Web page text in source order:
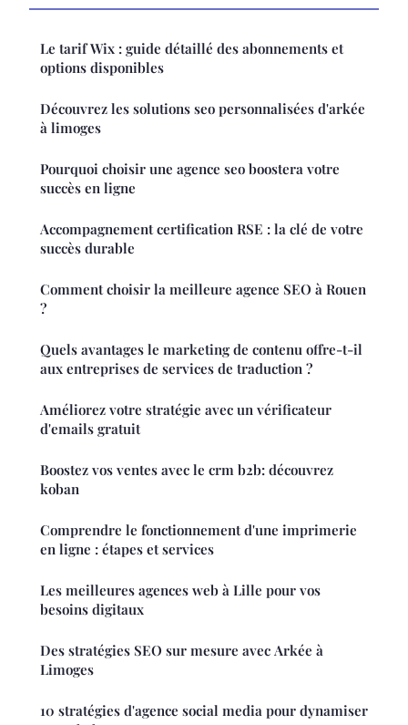
Le tarif Wix : guide détaillé des abonnements et
options disponibles
Découvrez les solutions seo personnalisées d'arkée
à limoges
Pourquoi choisir une agence seo boostera votre
succès en ligne
Accompagnement certification RSE : la clé de votre
succès durable
Comment choisir la meilleure agence SEO à Rouen
?
Quels avantages le marketing de contenu offre-t-il
aux entreprises de services de traduction ?
Améliorez votre stratégie avec un vérificateur
d'emails gratuit
Boostez vos ventes avec le crm b2b: découvrez
koban
Comprendre le fonctionnement d'une imprimerie
en ligne : étapes et services
Les meilleures agences web à Lille pour vos
besoins digitaux
Des stratégies SEO sur mesure avec Arkée à
Limoges
10 stratégies d'agence social media pour dynamiser